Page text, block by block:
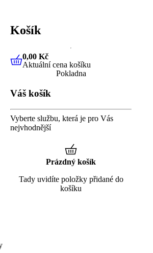
Košík
0,00 KčAktuální cena košíku
0,00 Kč
Aktuální cena košíku
Pokladna
Váš košík
Vyberte službu, která je pro Vás
nejvhodnější
Prázdný košík
Tady uvidíte položky přidané do
košíku